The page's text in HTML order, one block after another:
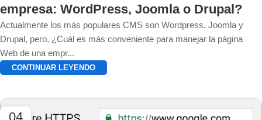
empresa: WordPress, Joomla o Drupal?
Actualmente los más populares CMS son Wordpress, Joomla y
Drupal, pero, ¿Cuál es más conveniente para manejar la página
Web de una empr...
CONTINUAR LEYENDO
04